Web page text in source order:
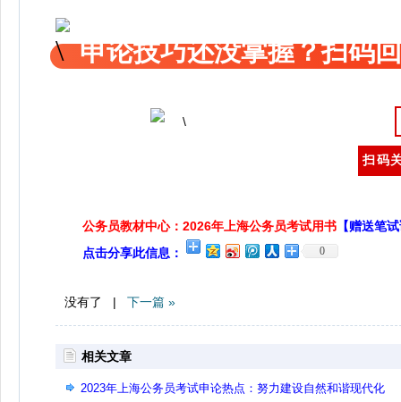
申论技巧还没掌握？扫码
扫码
公务员教材中心：2026年上海公务员考试用书 【赠送笔
点击分享此信息：
0
没有了 | 下一篇 »
相关文章
2023年上海公务员考试申论热点：努力建设自然和谐现代化